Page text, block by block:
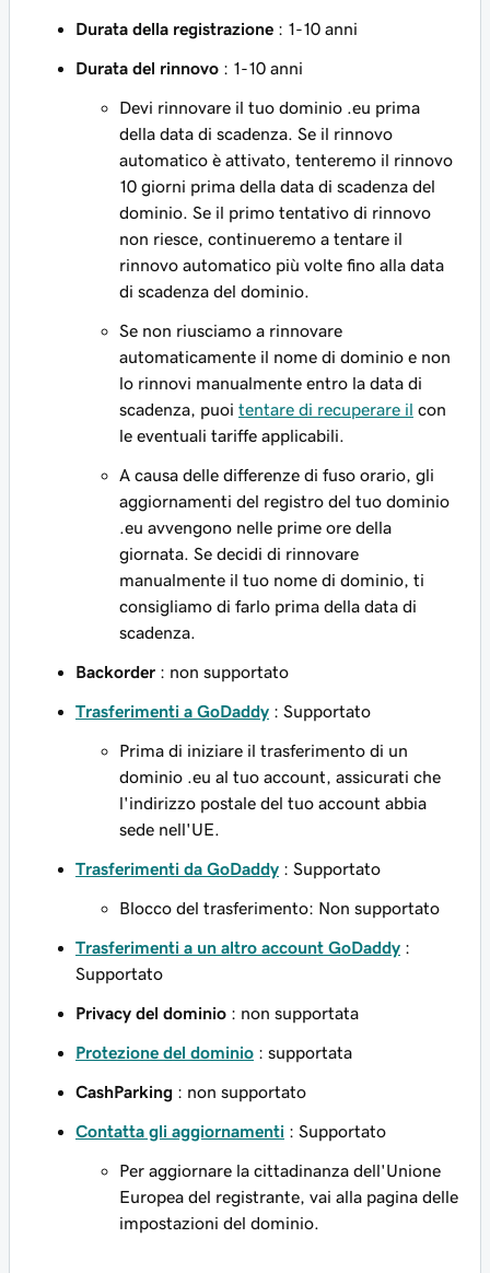
Durata della registrazione : 1-10 anni
Durata del rinnovo : 1-10 anni
Devi rinnovare il tuo dominio .eu prima
della data di scadenza. Se il rinnovo
automatico è attivato, tenteremo il rinnovo
10 giorni prima della data di scadenza del
dominio. Se il primo tentativo di rinnovo
non riesce, continueremo a tentare il
rinnovo automatico più volte fino alla data
di scadenza del dominio.
Se non riusciamo a rinnovare
automaticamente il nome di dominio e non
lo rinnovi manualmente entro la data di
scadenza, puoi tentare di recuperare il con
le eventuali tariffe applicabili.
A causa delle differenze di fuso orario, gli
aggiornamenti del registro del tuo dominio
.eu avvengono nelle prime ore della
giornata. Se decidi di rinnovare
manualmente il tuo nome di dominio, ti
consigliamo di farlo prima della data di
scadenza.
Backorder : non supportato
Trasferimenti a GoDaddy : Supportato
Prima di iniziare il trasferimento di un
dominio .eu al tuo account, assicurati che
l'indirizzo postale del tuo account abbia
sede nell'UE.
Trasferimenti da GoDaddy : Supportato
Blocco del trasferimento: Non supportato
Trasferimenti a un altro account GoDaddy :
Supportato
Privacy del dominio : non supportata
Protezione del dominio : supportata
CashParking : non supportato
Contatta gli aggiornamenti : Supportato
Per aggiornare la cittadinanza dell'Unione
Europea del registrante, vai alla pagina delle
impostazioni del dominio.